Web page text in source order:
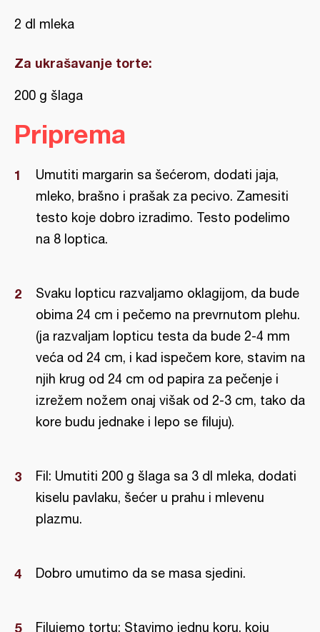
2 dl mleka
Za ukrašavanje torte:
200 g šlaga
Priprema
Umutiti margarin sa šećerom, dodati jaja,
mleko, brašno i prašak za pecivo. Zamesiti
testo koje dobro izradimo. Testo podelimo
na 8 loptica.
Svaku lopticu razvaljamo oklagijom, da bude
obima 24 cm i pečemo na prevrnutom plehu.
(ja razvaljam lopticu testa da bude 2-4 mm
veća od 24 cm, i kad ispečem kore, stavim na
njih krug od 24 cm od papira za pečenje i
izrežem nožem onaj višak od 2-3 cm, tako da
kore budu jednake i lepo se filuju).
Fil: Umutiti 200 g šlaga sa 3 dl mleka, dodati
kiselu pavlaku, šećer u prahu i mlevenu
plazmu.
Dobro umutimo da se masa sjedini.
Filujemo tortu: Stavimo jednu koru, koju